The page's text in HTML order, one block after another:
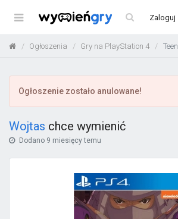
Menu Zaloguj
Ogłoszenia Gry na PlayStation 4
Ogłoszenie zostało anulowane!
Wojtas chce wymienić
Dodano 9 miesięcy temu